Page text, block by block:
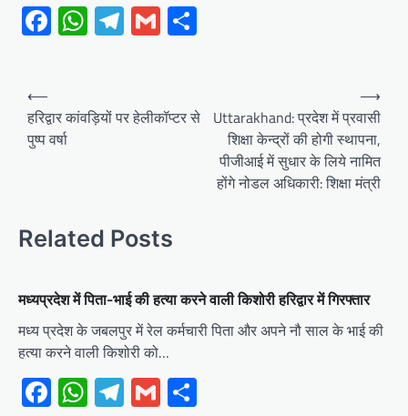
Facebook
WhatsApp
Telegram
Gmail
Post
navigation
⟵
हरिद्वार कांवड़ियों पर हेलीकॉप्टर से
पुष्प वर्षा
Uttarakhand: प्रदेश में प्रवासी
शिक्षा केन्द्रों की होगी स्थापना,
पीजीआई में सुधार के लिये नामित
होंगे नोडल अधिकारी: शिक्षा मंत्री
⟶
Related Posts
मध्यप्रदेश में पिता-भाई की हत्या करने वाली किशोरी हरिद्वार में गिरफ्तार
मध्य प्रदेश के जबलपुर में रेल कर्मचारी पिता और अपने नौ साल के भाई की
हत्या करने वाली किशोरी को…
Facebook
WhatsApp
Telegram
Gmail